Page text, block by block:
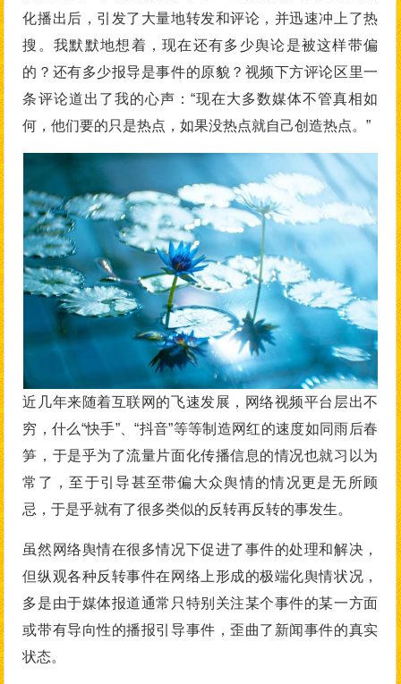
化播出后，引发了大量地转发和评论，并迅速冲上了热
搜。我默默地想着，现在还有多少舆论是被这样带偏
的？还有多少报导是事件的原貌？视频下方评论区里一
条评论道出了我的心声：“现在大多数媒体不管真相如
何，他们要的只是热点，如果没热点就自己创造热点。”
近几年来随着互联网的飞速发展，网络视频平台层出不
穷，什么“快手”、“抖音”等等制造网红的速度如同雨后春
笋，于是乎为了流量片面化传播信息的情况也就习以为
常了，至于引导甚至带偏大众舆情的情况更是无所顾
忌，于是乎就有了很多类似的反转再反转的事发生。
虽然网络舆情在很多情况下促进了事件的处理和解决，
但纵观各种反转事件在网络上形成的极端化舆情状况，
多是由于媒体报道通常只特别关注某个事件的某一方面
或带有导向性的播报引导事件，歪曲了新闻事件的真实
状态。